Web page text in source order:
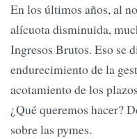
En los últimos años, al
alícuota disminuida,
Ingresos Brutos. Eso se
endurecimiento de la
acotamiento de los
¿Qué queremos hacer?
sobre las pymes.